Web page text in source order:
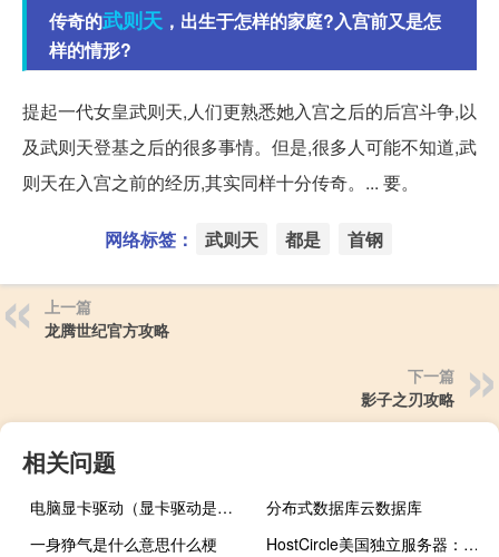
传奇的武则天 ，出生于怎样的家庭?入宫前又是怎
样的情形?
提起一代女皇武则天,人们更熟悉她入宫之后的后宫斗争,以
及武则天登基之后的很多事情。但是,很多人可能不知道,武
则天在入宫之前的经历,其实同样十分传奇。... 要。
网络标签： 武则天 都是 首钢
上一篇
龙腾世纪官方攻略
下一篇
影子之刃攻略
相关问题
电脑显卡驱动（显卡驱动是什么）
分布式数据库云数据库
一身狰气是什么意思什么梗
HostCircle美国独立服务器：AMD EPYC 9124/384G DDR5/3.84T NVMe/300T流量/10Gbps带宽/499美元/月